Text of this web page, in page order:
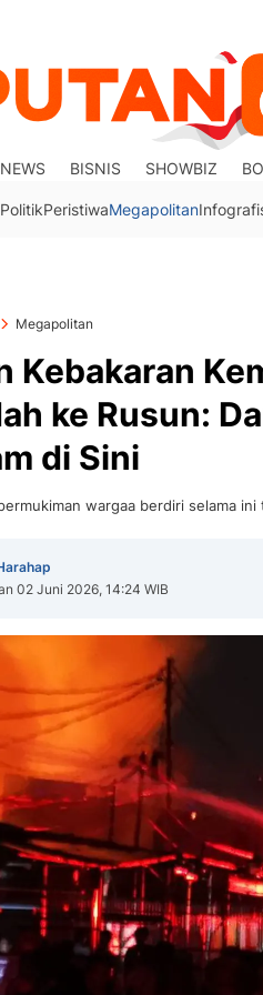
NEWS BISNIS SHOWBIZ
PolitikPeristiwaMegapolitan
Megapolitan
Kebakaran
ke Rusun:
di Sini
wargaa berdiri selama
02 Juni 2026, 14:24 WIB